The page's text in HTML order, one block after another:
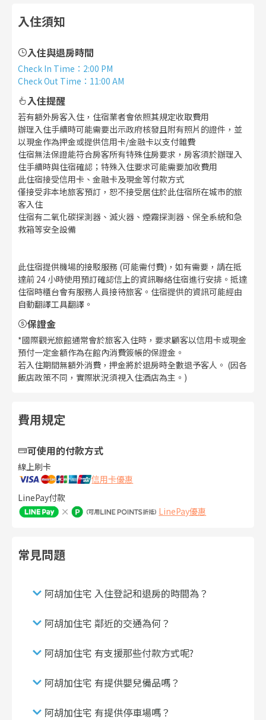
入住須知
入住與退房時間
Check In Time ： 2:00 PM
Check Out Time ： 11:00 AM
入住提醒
若有額外房客入住，住宿業者會依照其規定收取費用
辦理入住手續時可能需要出示政府核發且附有照片的證件，並
以現金作為押金或提供信用卡/金融卡以支付雜費
住宿無法保證能符合房客所有特殊住房要求，房客須於辦理入
住手續時與住宿確認；特殊入住要求可能需要加收費用
此住宿接受信用卡、金融卡及現金等付款方式
僅接受非本地旅客預訂，恕不接受居住於此住宿所在城市的旅
客入住
住宿有二氧化碳探測器、滅火器、煙霧探測器、保全系統和急
救箱等安全設備
此住宿提供機場的接駁服務 (可能需付費)，如有需要，請在抵
達前 24 小時使用預訂確認信上的資訊聯絡住宿進行安排。抵達
住宿時櫃台會有服務人員接待旅客。住宿提供的資訊可能經由
自動翻譯工具翻譯。
保證金
*國際觀光旅館通常會於旅客入住時，要求顧客以信用卡或現金
預付一定金額作為在館內消費簽帳的保證金。
若入住期間無額外消費，押金將於退房時全數退予客人。 (因各
飯店政策不同，實際狀況須視入住酒店為主。)
費用規定
可使用的付款方式
線上刷卡
信用卡優惠
LinePay付款
LinePay優惠
常見問題
阿胡加住宅 入住登記和退房的時間為？
阿胡加住宅 鄰近的交通為何？
阿胡加住宅 有支援那些付款方式呢?
阿胡加住宅 有提供嬰兒備品嗎？
阿胡加住宅 有提供停車場嗎？